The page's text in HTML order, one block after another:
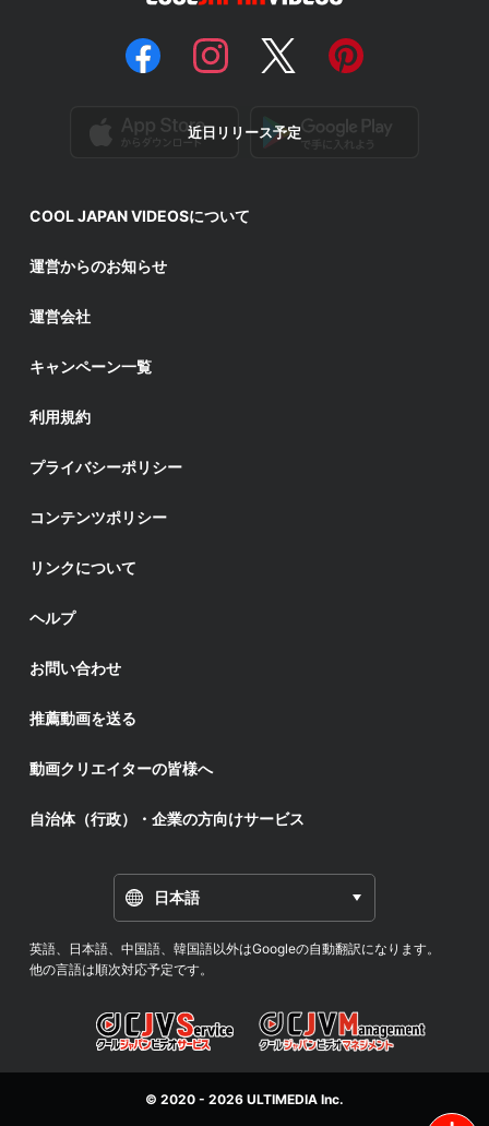
近日リリース予定
COOL JAPAN VIDEOSについて
運営からのお知らせ
運営会社
キャンペーン一覧
利用規約
プライバシーポリシー
コンテンツポリシー
リンクについて
ヘルプ
お問い合わせ
推薦動画を送る
動画クリエイターの皆様へ
自治体（行政）・企業の方向けサービス
日本語
英語、日本語、中国語、韓国語以外はGoogleの自動翻訳になります。
他の言語は順次対応予定です。
© 2020 - 2026 ULTIMEDIA Inc.